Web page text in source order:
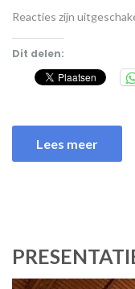
Reacties zijn
Dit delen:
Lees meer